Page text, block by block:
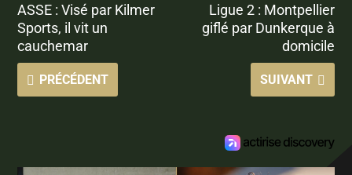
ASSE : Visé par Kilmer
Sports, il vit un
cauchemar
PRÉCÉDENT
Ligue 2 : Montpellier
giflé par Dunkerque à
domicile
SUIVANT